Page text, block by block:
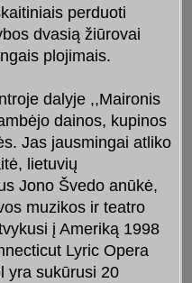
perduoti
dvasią žiūrovai
plojimais.
dalyje ,,Maironis
dainos, kupinos
Jas jausmingai atliko
lietuvių
Jono Švedo anūkė,
muzikos ir teatro
į Ameriką 1998
Lyric Opera
yra sukūrusi 20